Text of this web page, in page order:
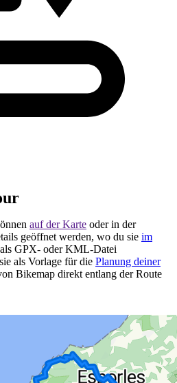
auf der Karte oder in der
geöffnet werden, wo du sie im
GPX- oder KML-Datei
als Vorlage für die Planung deiner
Bikemap direkt entlang der Route